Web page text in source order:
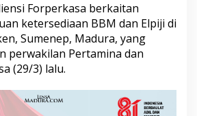
Forperkasa berkaitan
ketersediaan BBM dan Elpiji di
Sumenep, Madura, yang
perwakilan Pertamina dan
(29/3) lalu.